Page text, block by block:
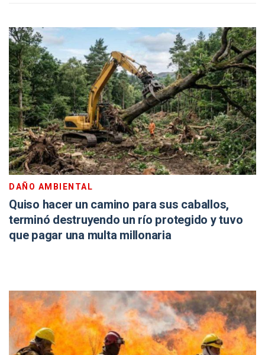
DAÑO AMBIENTAL
Quiso hacer un camino para sus caballos,
terminó destruyendo un río protegido y tuvo
que pagar una multa millonaria